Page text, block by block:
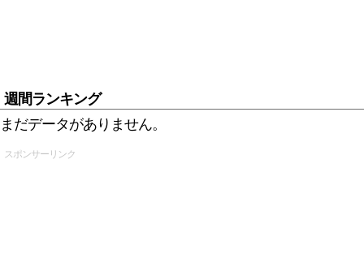
週間ランキング
まだデータがありません。
スポンサーリンク